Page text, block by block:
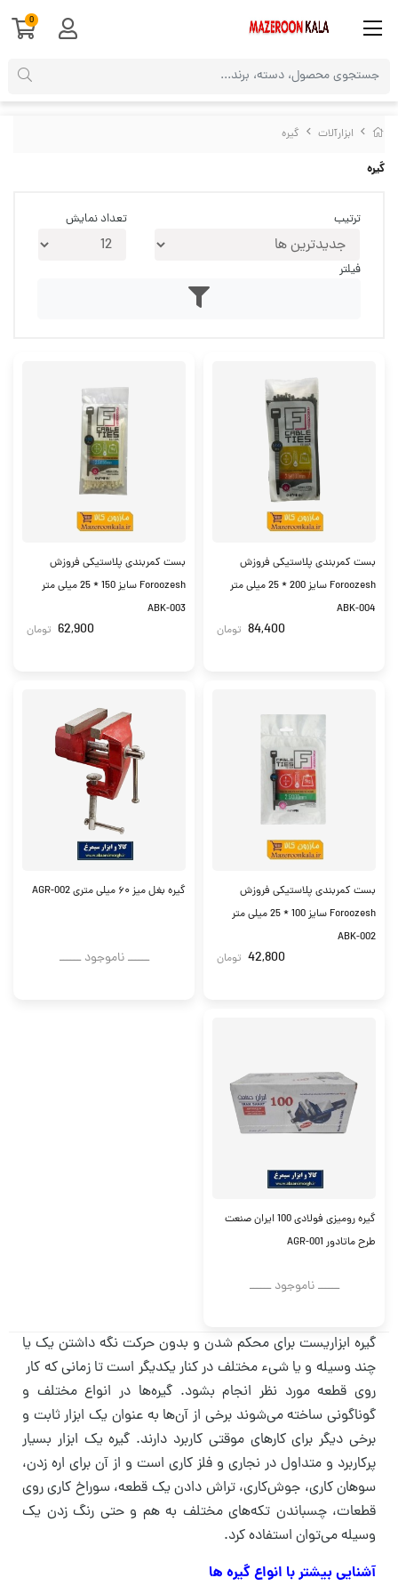
ابزارآلات گیره
گیره
ترتیب تعداد نمایش
فیلتر
بست کمربندی پلاستیکی فروزش
Foroozesh سایز 200 * 25 میلی متر
ABK-004
84,400 تومان
بست کمربندی پلاستیکی فروزش
Foroozesh سایز 150 * 25 میلی متر
ABK-003
62,900 تومان
بست کمربندی پلاستیکی فروزش
Foroozesh سایز 100 * 25 میلی متر
ABK-002
42,800 تومان
گیره بغل میز ۶۰ میلی متری AGR-002
ــــــ ناموجود ــــــ
گیره رومیزی فولادی 100 ایران صنعت
طرح ماتادور AGR-001
ــــــ ناموجود ــــــ
گیره ابزاریست برای محکم شدن و بدون حرکت نگه داشتن یک یا
چند وسیله و یا شیء مختلف در کنار یکدیگر است تا زمانی که کار
روی قطعه مورد نظر انجام بشود. گیره‌ها در انواع مختلف و
گوناگونی ساخته می‌شوند برخی از آن‌ها به عنوان یک ابزار ثابت و
برخی دیگر برای کار‌های موقتی کاربرد دارند. گیره یک ابزار بسیار
پرکاربرد و متداول در نجاری و فلز کاری است و از آن برای اره زدن،
سوهان کاری، جوش‌کاری، تراش دادن یک قطعه، سوراخ کاری روی
قطعات، چسباندن تکه‌های مختلف به هم و حتی رنگ زدن یک
وسیله می‌‌توان استفاده کرد.
آشنایی بیشتر با انواع گیره ها
0